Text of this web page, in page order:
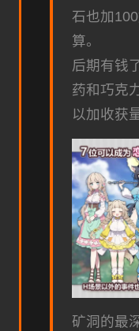
石也加
算。
后期有钱
药和巧克
以加收获
矿洞的最